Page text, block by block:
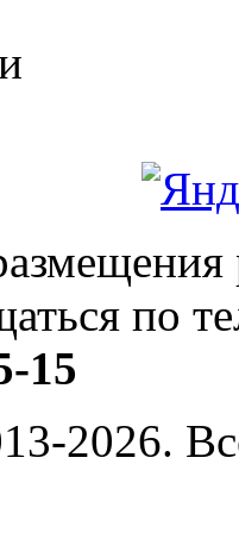
по
15
2026.